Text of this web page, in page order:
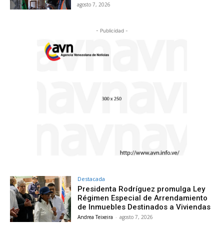
agosto 7, 2026
- Publicidad -
Destacada
Presidenta Rodríguez promulga Ley
Régimen Especial de Arrendamiento
de Inmuebles Destinados a Viviendas
Andrea Teixeira - agosto 7, 2026